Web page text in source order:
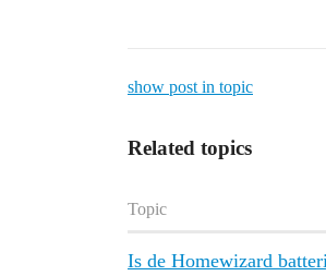
show post in topic
Related topics
Topic
Is de Homewizard